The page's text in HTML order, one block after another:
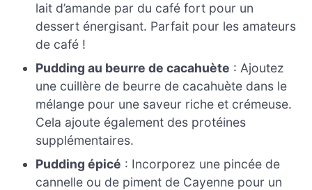
lait d’amande par du café fort pour un
dessert énergisant. Parfait pour les amateurs
de café !
Pudding au beurre de cacahuète : Ajoutez
une cuillère de beurre de cacahuète dans le
mélange pour une saveur riche et crémeuse.
Cela ajoute également des protéines
supplémentaires.
Pudding épicé : Incorporez une pincée de
cannelle ou de piment de Cayenne pour un